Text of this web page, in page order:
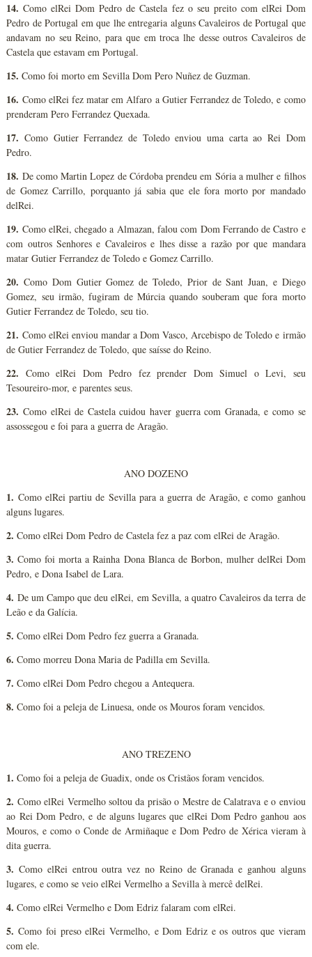
14. Como elRei Dom Pedro de Castela fez o seu preito com elRei Dom
Pedro de Portugal em que lhe entregaria alguns Cavaleiros de Portugal que
andavam no seu Reino, para que em troca lhe desse outros Cavaleiros de
Castela que estavam em Portugal.
15. Como foi morto em Sevilla Dom Pero Nuñez de Guzman.
16. Como elRei fez matar em Alfaro a Gutier Ferrandez de Toledo, e como
prenderam Pero Ferrandez Quexada.
17. Como Gutier Ferrandez de Toledo enviou uma carta ao Rei Dom
Pedro.
18. De como Martin Lopez de Córdoba prendeu em Sória a mulher e filhos
de Gomez Carrillo, porquanto já sabia que ele fora morto por mandado
delRei.
19. Como elRei, chegado a Almazan, falou com Dom Ferrando de Castro e
com outros Senhores e Cavaleiros e lhes disse a razão por que mandara
matar Gutier Ferrandez de Toledo e Gomez Carrillo.
20. Como Dom Gutier Gomez de Toledo, Prior de Sant Juan, e Diego
Gomez, seu irmão, fugiram de Múrcia quando souberam que fora morto
Gutier Ferrandez de Toledo, seu tio.
21. Como elRei enviou mandar a Dom Vasco, Arcebispo de Toledo e irmão
de Gutier Ferrandez de Toledo, que saísse do Reino.
22. Como elRei Dom Pedro fez prender Dom Simuel o Levi, seu
Tesoureiro-mor, e parentes seus.
23. Como elRei de Castela cuidou haver guerra com Granada, e como se
assossegou e foi para a guerra de Aragão.
ANO DOZENO
1. Como elRei partiu de Sevilla para a guerra de Aragão, e como ganhou
alguns lugares.
2. Como elRei Dom Pedro de Castela fez a paz com elRei de Aragão.
3. Como foi morta a Rainha Dona Blanca de Borbon, mulher delRei Dom
Pedro, e Dona Isabel de Lara.
4. De um Campo que deu elRei, em Sevilla, a quatro Cavaleiros da terra de
Leão e da Galícia.
5. Como elRei Dom Pedro fez guerra a Granada.
6. Como morreu Dona Maria de Padilla em Sevilla.
7. Como elRei Dom Pedro chegou a Antequera.
8. Como foi a peleja de Linuesa, onde os Mouros foram vencidos.
ANO TREZENO
1. Como foi a peleja de Guadix, onde os Cristãos foram vencidos.
2. Como elRei Vermelho soltou da prisão o Mestre de Calatrava e o enviou
ao Rei Dom Pedro, e de alguns lugares que elRei Dom Pedro ganhou aos
Mouros, e como o Conde de Armiñaque e Dom Pedro de Xérica vieram à
dita guerra.
3. Como elRei entrou outra vez no Reino de Granada e ganhou alguns
lugares, e como se veio elRei Vermelho a Sevilla à mercê delRei.
4. Como elRei Vermelho e Dom Edriz falaram com elRei.
5. Como foi preso elRei Vermelho, e Dom Edriz e os outros que vieram
com ele.